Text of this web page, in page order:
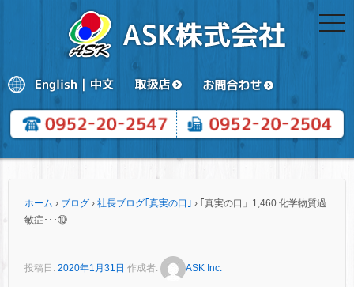
ホーム › ブログ › 社長ブログ｢真実の口｣ › ｢真実の口」1,460 化学物質過
敏症･･･⑩
投稿日: 2020年1月31日 作成者: ASK Inc.